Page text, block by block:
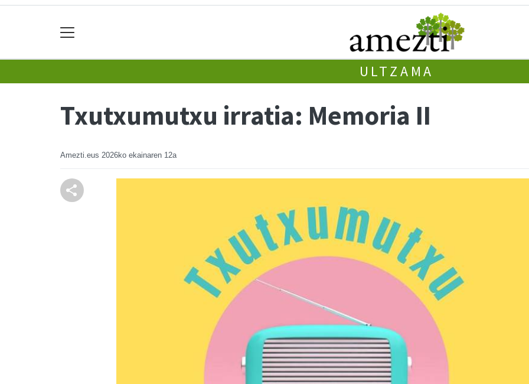
ULTZAMA
Txutxumutxu irratia: Memoria II
Amezti.eus 2026ko ekainaren 12a